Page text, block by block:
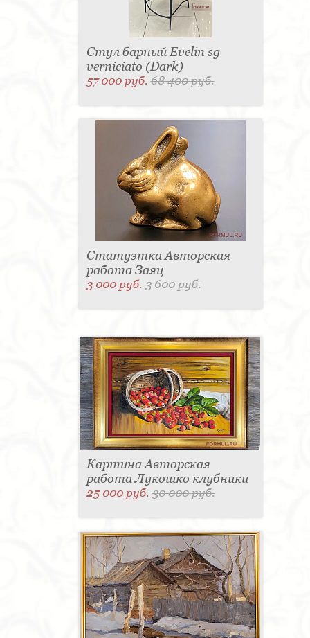
Стул барный Evelin sg
verniciato (Dark)
57 000 руб.68 400 руб.
Статуэтка Авторская
работа Заяц
3 000 руб.3 600 руб.
Картина Авторская
работа Лукошко клубники
25 000 руб.30 000 руб.